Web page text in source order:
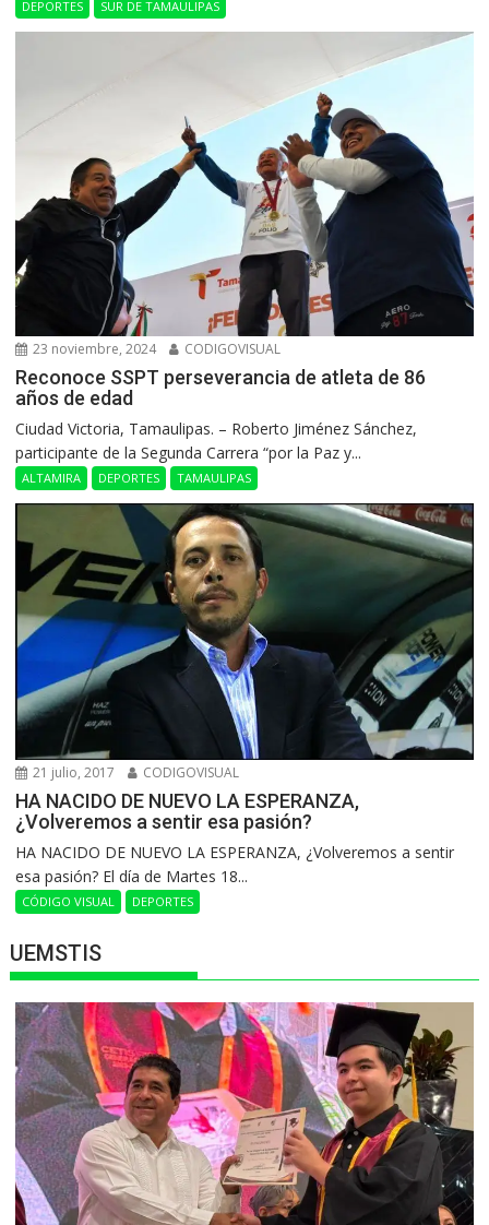
DEPORTES SUR DE TAMAULIPAS
23 noviembre, 2024 CODIGOVISUAL
Reconoce SSPT perseverancia de atleta de 86
años de edad
Ciudad Victoria, Tamaulipas. – Roberto Jiménez Sánchez,
participante de la Segunda Carrera “por la Paz y...
ALTAMIRA DEPORTES TAMAULIPAS
21 julio, 2017 CODIGOVISUAL
HA NACIDO DE NUEVO LA ESPERANZA,
¿Volveremos a sentir esa pasión?
HA NACIDO DE NUEVO LA ESPERANZA, ¿Volveremos a sentir
esa pasión? El día de Martes 18...
CÓDIGO VISUAL DEPORTES
UEMSTIS